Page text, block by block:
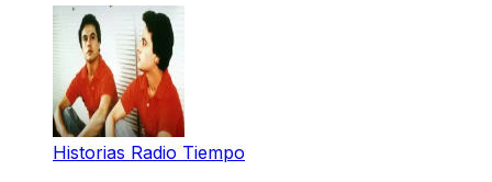
Historias Radio Tiempo